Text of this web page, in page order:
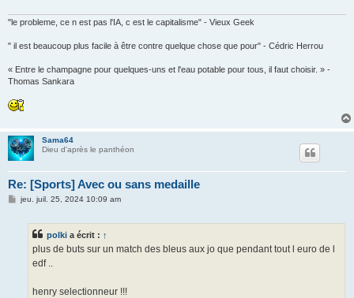
"le probleme, ce n est pas l'IA, c est le capitalisme" - Vieux Geek
" il est beaucoup plus facile à être contre quelque chose que pour" - Cédric Herrou
« Entre le champagne pour quelques-uns et l'eau potable pour tous, il faut choisir. » -
Thomas Sankara
Sama64
Dieu d'après le panthéon
Re: [Sports] Avec ou sans medaille
Mjeu. juil. 25, 2024 10:09 am
polki a écrit : ↑
plus de buts sur un match des bleus aux jo que pendant tout l euro de l
edf ..
henry selectionneur !!!